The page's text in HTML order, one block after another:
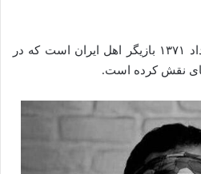
اروین گالستیان متولد ۱۹ خرداد ۱۳۷۱ بازیگر اهل ایران است که در
نقش کرده است.